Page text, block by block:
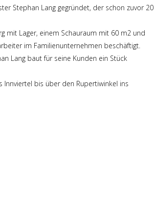
Stephan Lang gegründet, der schon zuvor 20
mit Lager, einem Schauraum mit 60 m2 und
im Familienunternehmen beschäftigt.
Lang baut für seine Kunden ein Stück
Innviertel bis über den Rupertiwinkel ins